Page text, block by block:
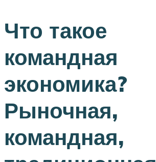
Что такое
командная
экономика?
Рыночная,
командная,